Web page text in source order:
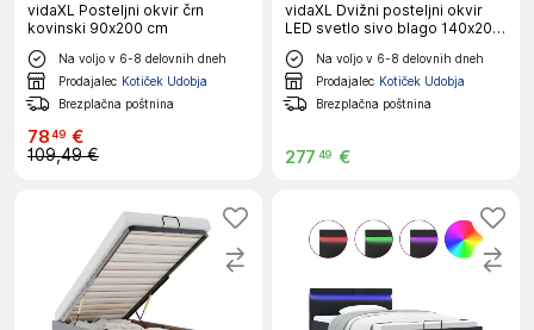
vidaXL Posteljni okvir črn
kovinski 90x200 cm
Na voljo v 6-8 delovnih dneh
Prodajalec Kotiček Udobja
Brezplačna poštnina
7849 €
109,49 €
vidaXL Dvižni posteljni okvir
LED svetlo sivo blago 140x200
cm
Na voljo v 6-8 delovnih dneh
Prodajalec Kotiček Udobja
Brezplačna poštnina
277 49 €